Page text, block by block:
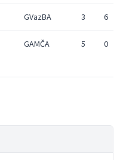
GVazBA 3 6
GAMČA 5 0